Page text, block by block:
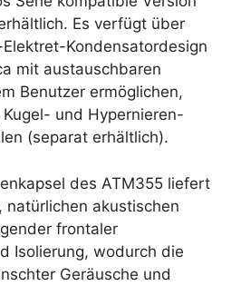
Es verfügt über
Kondensatordesign
mit austauschbaren
Benutzer ermöglichen,
und Hypernieren-
(separat erhältlich).
des ATM355 liefert
natürlichen akustischen
frontaler
Isolierung, wodurch die
Geräusche und